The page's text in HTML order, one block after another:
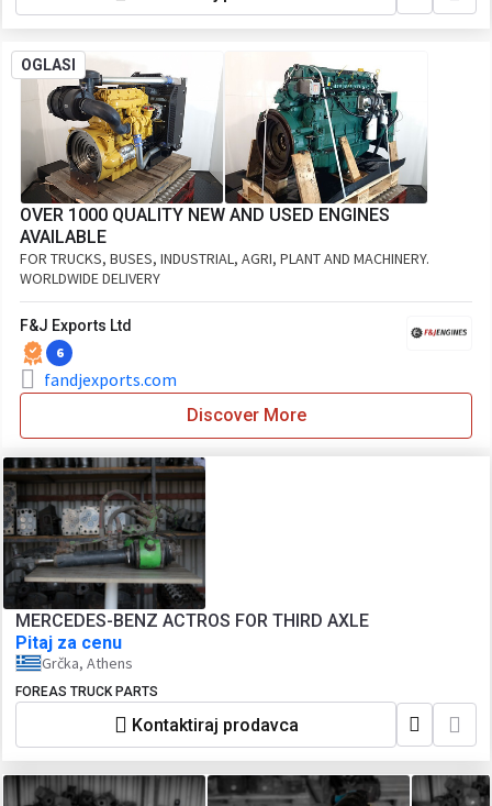
OGLASI
OVER 1000 QUALITY NEW AND USED ENGINES
AVAILABLE
FOR TRUCKS, BUSES, INDUSTRIAL, AGRI, PLANT AND MACHINERY.
WORLDWIDE DELIVERY
F&J Exports Ltd
6
fandjexports.com
Discover More
MERCEDES-BENZ ACTROS FOR THIRD AXLE
Pitaj za cenu
Grčka, Athens
FOREAS TRUCK PARTS
Kontaktiraj prodavca